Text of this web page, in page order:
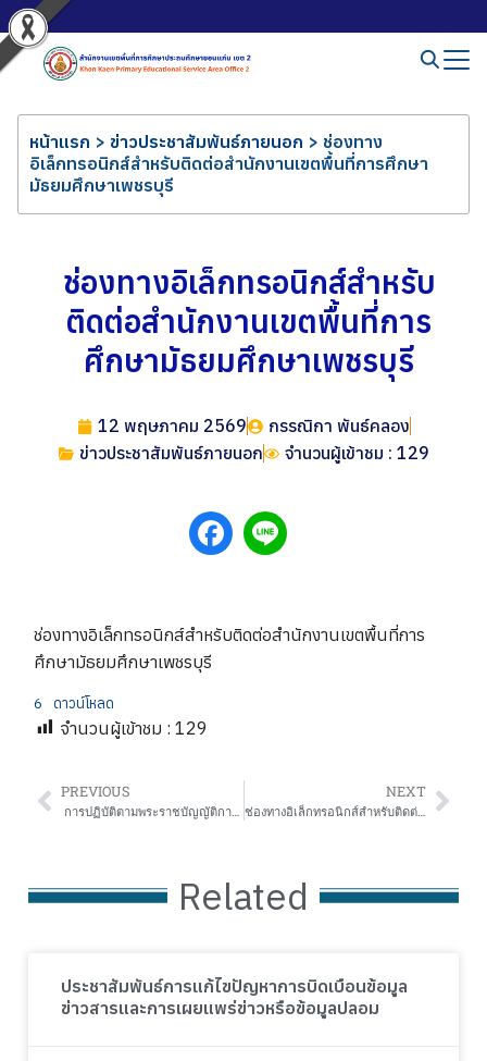
หน้าแรก > ข่าวประชาสัมพันธ์ภายนอก > ช่องทาง
อิเล็กทรอนิกส์สำหรับติดต่อสำนักงานเขตพื้นที่การศึกษา
มัธยมศึกษาเพชรบุรี
ช่องทางอิเล็กทรอนิกส์สำหรับ
ติดต่อสำนักงานเขตพื้นที่การ
ศึกษามัธยมศึกษาเพชรบุรี
12 พฤษภาคม 2569
กรรณิกา พันธ์คลอง
ข่าวประชาสัมพันธ์ภายนอก
จำนวนผู้เข้าชม : 129
ช่องทางอิเล็กทรอนิกส์สำหรับติดต่อสำนักงานเขตพื้นที่การ
ศึกษามัธยมศึกษาเพชรบุรี
6 ดาวน์โหลด
จำนวนผู้เข้าชม : 129
PREVIOUS
การปฏิบัติตามพระราชบัญญัติการปฏิบัติราชการทางอิเล็กทรอนิกส์ พ.ศ.2565
NEXT
ช่องทางอิเล็กทรอนิกส์สำหรับติดต่อราชการของสำนักงานเขตพื้นที่การศึกษาประถมศึกษาจันทบุรี เขต 2
Related
ประชาสัมพันธ์การแก้ไขปัญหาการบิดเบือนข้อมูล
ข่าวสารและการเผยแพร่ข่าวหรือข้อมูลปลอม